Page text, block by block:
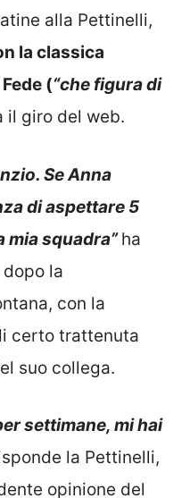
alla Pettinelli,
la classica
(“che figura di
il giro del web.
Se Anna
di aspettare 5
mia squadra” ha
la
con la
certo trattenuta
suo collega.
settimane, mi hai
la Pettinelli,
opinione del